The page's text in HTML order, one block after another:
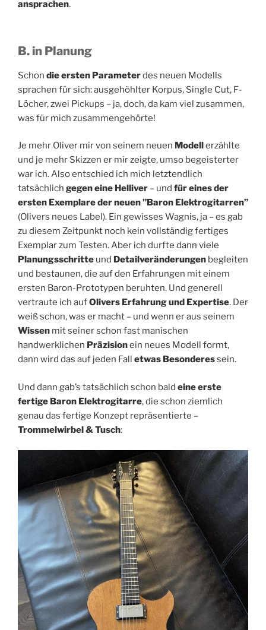
ansprachen.
B. in Planung
Schon die ersten Parameterdes neuen Modells
sprachen für sich: ausgehöhlter Korpus, Single Cut, F-
Löcher, zwei Pickups – ja, doch, da kam viel zusammen,
was für mich zusammengehörte!
Je mehr Oliver mir von seinem neuen Modellerzählte
und je mehr Skizzen er mir zeigte, umso begeisterter
war ich. Also entschied ich mich letztendlich
tatsächlich gegen eine Helliver – und für eines der
ersten Exemplare der neuen ”Baron Elektrogitarren”
(Olivers neues Label). Ein gewisses Wagnis, ja – es gab
zu diesem Zeitpunkt noch kein vollständig fertiges
Exemplar zum Testen. Aber ich durfte dann viele
Planungsschritte und Detailveränderungen begleiten
und bestaunen, die auf den Erfahrungen mit einem
ersten Baron-Prototypen beruhten. Und generell
vertraute ich aufOlivers Erfahrung und Expertise. Der
weiß schon, was er macht – und wenn er aus seinem
Wissen mit seiner schon fast manischen
handwerklichen Präzisionein neues Modell formt,
dann wird das auf jeden Fall etwas Besonderessein.
Und dann gab’s tatsächlich schon bald eine erste
fertige Baron Elektrogitarre, die schon ziemlich
genau das fertige Konzept repräsentierte –
Trommelwirbel & Tusch: